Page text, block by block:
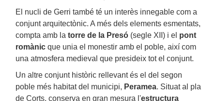
El nucli de Gerri també té un interès innegable com a
conjunt arquitectònic. A més dels elements esmentats,
compta amb la torre de la Presó (segle XII) i el pont
romànic que unia el monestir amb el poble, així com
una atmosfera medieval que presideix tot el conjunt.
Un altre conjunt històric rellevant és el del segon
poble més habitat del municipi, Peramea. Situat al pla
de Corts, conserva en gran mesura l'estructura